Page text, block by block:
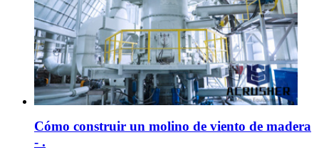
Cómo construir un molino de viento de madera
- .